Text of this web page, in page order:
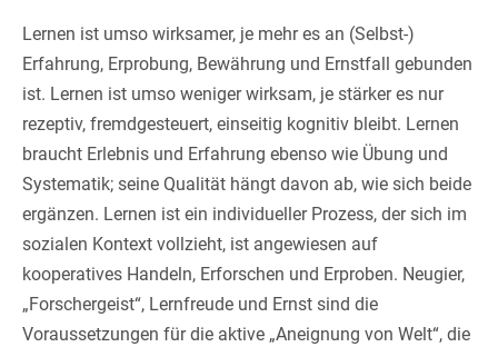
Lernen ist umso wirksamer, je mehr es an (Selbst-)
Erfahrung, Erprobung, Bewährung und Ernstfall gebunden
ist. Lernen ist umso weniger wirksam, je stärker es nur
rezeptiv, fremdgesteuert, einseitig kognitiv bleibt. Lernen
braucht Erlebnis und Erfahrung ebenso wie Übung und
Systematik; seine Qualität hängt davon ab, wie sich beide
ergänzen. Lernen ist ein individueller Prozess, der sich im
sozialen Kontext vollzieht, ist angewiesen auf
kooperatives Handeln, Erforschen und Erproben. Neugier,
„Forschergeist“, Lernfreude und Ernst sind die
Voraussetzungen für die aktive „Aneignung von Welt“, die